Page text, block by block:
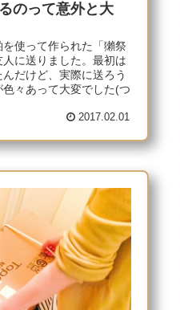
のって意外と大
使って作られた「獺祭
に送りました。最初は
だけど、実際に送ろう
々あって大変でした(つ
2017.02.01